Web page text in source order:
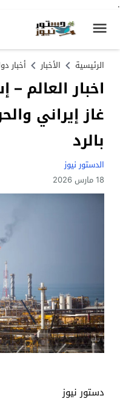
.
الرئيسية الأخبار أخبار
اخبار العالم
غاز إيراني
بالرد
الدستور نيوز
18 مارس 2026
دستور نيوز